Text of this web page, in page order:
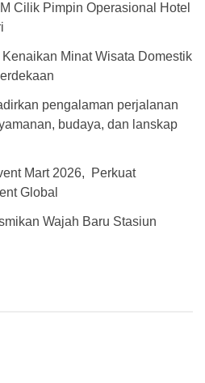
Cilik Pimpin Operasional Hotel
Minat Wisata Domestik
pengalaman perjalanan
budaya, dan lanskap
Mart 2026, Perkuat
Global
Wajah Baru Stasiun